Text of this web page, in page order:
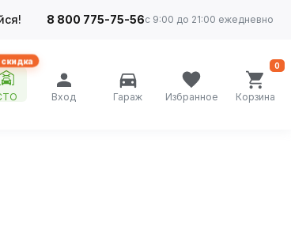
8 800 775-75-56с 9:00 до 21:00 ежедневно
Вход Гараж Избранное Корзина
0